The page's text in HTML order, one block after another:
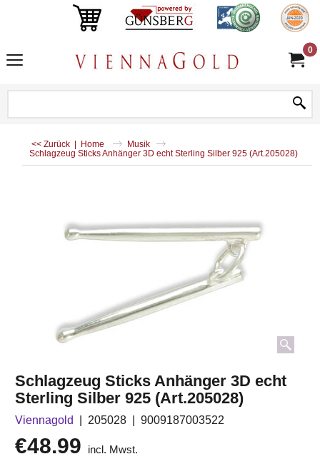
0
<< Zurück | Home
Musik
Schlagzeug Sticks Anhänger 3D echt Sterling Silber 925 (Art.205028)
Schlagzeug Sticks Anhänger 3D echt
Sterling Silber 925 (Art.205028)
Viennagold 205028 9009187003522
€48.99
incl. Mwst.